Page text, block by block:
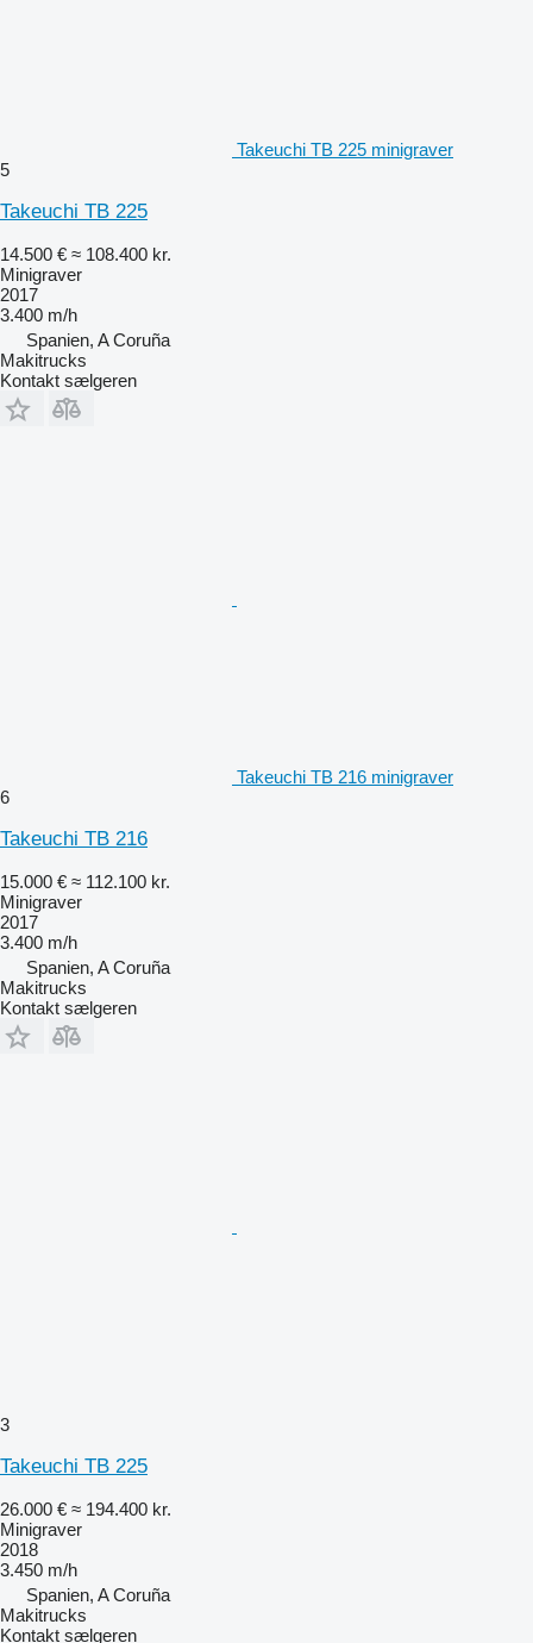
Takeuchi TB 225 minigraver
5
Takeuchi TB 225
14.500 € ≈ 108.400 kr.
Minigraver
2017
3.400 m/h
Spanien, A Coruña
Makitrucks
Kontakt sælgeren
Takeuchi TB 216 minigraver
6
Takeuchi TB 216
15.000 € ≈ 112.100 kr.
Minigraver
2017
3.400 m/h
Spanien, A Coruña
Makitrucks
Kontakt sælgeren
3
Takeuchi TB 225
26.000 € ≈ 194.400 kr.
Minigraver
2018
3.450 m/h
Spanien, A Coruña
Makitrucks
Kontakt sælgeren